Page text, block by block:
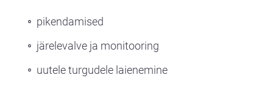
pikendamised
järelevalve ja monitooring
uutele turgudele laienemine